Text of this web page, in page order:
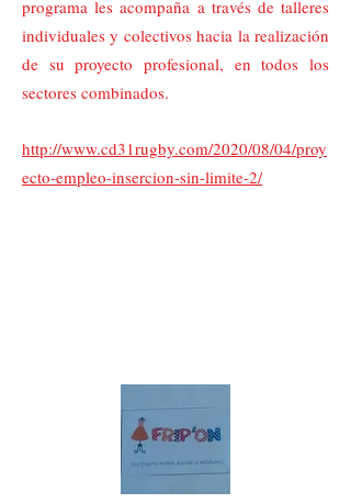
programa les acompaña a través de talleres
individuales y colectivos hacia la realización
de su proyecto profesional, en todos los
sectores combinados.
http://www.cd31rugby.com/2020/08/04/proy
ecto-empleo-insercion-sin-limite-2/